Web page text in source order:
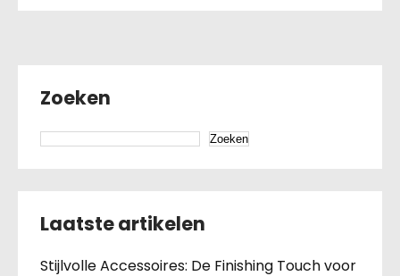
Zoeken
Zoeken
Laatste artikelen
Stijlvolle Accessoires: De Finishing Touch voor